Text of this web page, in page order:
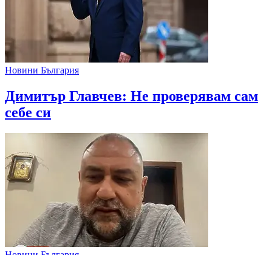
Новини България
Димитър Главчев: Не проверявам сам
себе си